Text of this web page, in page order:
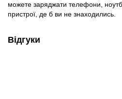
можете заряджати телефони,
пристрої, де б ви не знаходились.
Відгуки